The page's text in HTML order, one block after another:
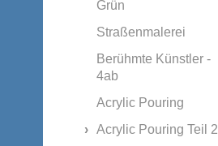
Grün
Straßenmalerei
Berühmte Künstler -
4ab
Acrylic Pouring
Acrylic Pouring Teil 2